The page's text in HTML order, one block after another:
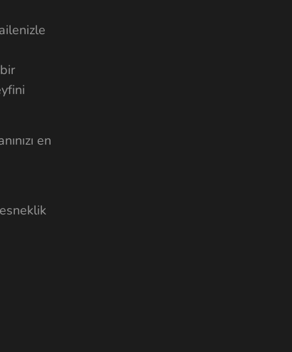
en